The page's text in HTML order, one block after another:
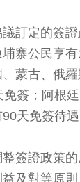
訂定的簽
埔寨公民享
蒙古、俄羅
簽；阿根
天免簽待遇
簽證政策
及對等原